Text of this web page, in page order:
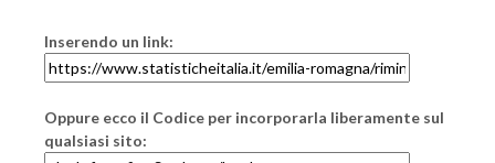
Inserendo un link:
Oppure ecco il Codice per incorporarla liberamente sul
qualsiasi sito: